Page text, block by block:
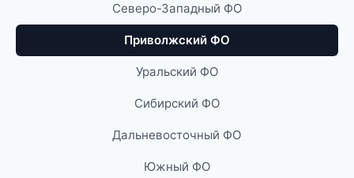
Северо-Западный ФО
Приволжский ФО
Уральский ФО
Сибирский ФО
Дальневосточный ФО
Южный ФО